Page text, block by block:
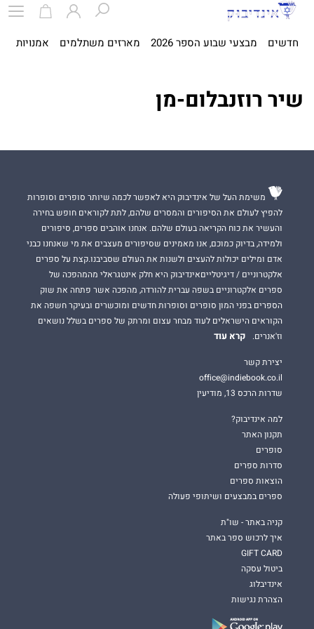
חדשים מבצעי שבוע הספר 2026 מארזים משתלמים אמנויות
שיר רוזנבלום-מן
משימת העל של אינדיבוק היא לאפשר לכמה שיותר סופרים וסופרות
להפיץ לעולם את הסיפורים והמסרים שלהם, לתת לקוראים חופש בחירה
והעשיר את כוח הקריאה בעולם שלהם. אנחנו אוהבים ספרים, סיפורים
ולמידה, בדיוק כמוכם, אנו מאמינים שסיפורים מעצבים את מי שאנחנו כבני
אדם ומילים יכולות להעצים ולשנות את העולם שסביבנו.קצת על ספרים
אלקטרוניים / דיגיטלייםאינדיבוק היא חלק אינטגראלי מהמהפכה של
ספרים אלקטרוניים בשפה עברית להורדה, מהפכה אשר פתחה את שוק
הספרים בפני המון סופרים וסופרות חדשים ומוכשרים ובעיקר חשפה את
הקוראים הישראלים לעוד מבחר עצום ומרתק של ספרים בשלל נושאים
וז'אנרים.
קרא עוד
יצירת קשר
office@indiebook.co.il
שדרות הרכס 13, מודיעין
למה אינדיבוק?
תקנון האתר
סופרים
סדרות ספרים
הוצאות ספרים
ספרים במבצעים ושיתופי פעולה
קניה באתר - שו"ת
איך לרכוש ספר באתר
GIFT CARD
ביטול עסקה
אינדיבלוג
הצהרת נגישות